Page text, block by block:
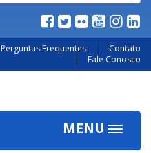
Perguntas Frequentes
Contato
Fale Conosco
MENU
Toggle